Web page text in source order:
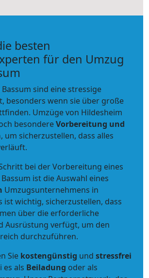
besten
für den Umzug
sind eine stressige
besonders wenn sie über große
Umzüge von Hildesheim
besondereVorbereitung und
, um sicherzustellen, dass alles
bei der Vorbereitung eines
ist die Auswahl eines
Umzugsunternehmens in
ist wichtig, sicherzustellen, dass
über die erforderliche
Ausrüstung verfügt, um den
durchzuführen.
Sie kostengünstig und stressfrei
es als Beiladung oder als